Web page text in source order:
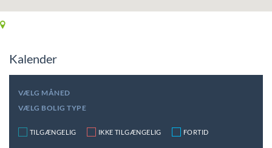
Kalender
VÆLG MÅNED
VÆLG BOLIG TYPE
TILGÆNGELIG IKKE TILGÆNGELIG FORTID